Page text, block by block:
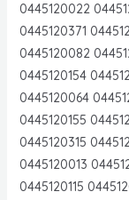
0445120022
0445120371
0445120082
0445120154
0445120064
0445120155
0445120315
0445120013
0445120115